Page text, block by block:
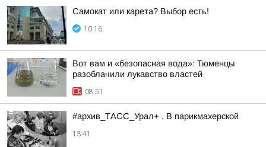
Самокат или карета? Выбор есть!
10:16
Вот вам и «безопасная вода»: Тюменцы
разоблачили лукавство властей
08:51
#архив_ТАСС_Урал+ . В парикмахерской
13:41